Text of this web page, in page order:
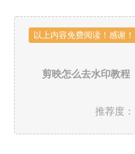
以上内容免费阅读！感谢！
剪映怎么去水印教程
推荐度：